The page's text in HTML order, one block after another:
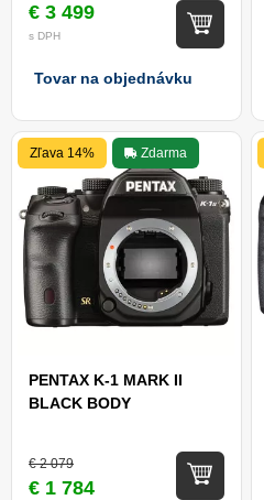
€ 3 499
s DPH
Tovar na objednávku
Zľava 14% Zdarma
PENTAX K-1 MARK II
BLACK BODY
€ 2 079
€ 1 784